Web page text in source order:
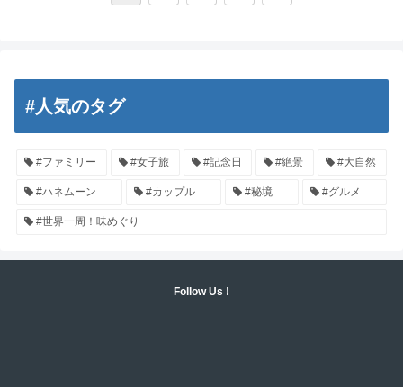
#人気のタグ
#ファミリー #女子旅 #記念日 #絶景 #大自然
#ハネムーン #カップル #秘境 #グルメ
#世界一周！味めぐり
Follow Us !